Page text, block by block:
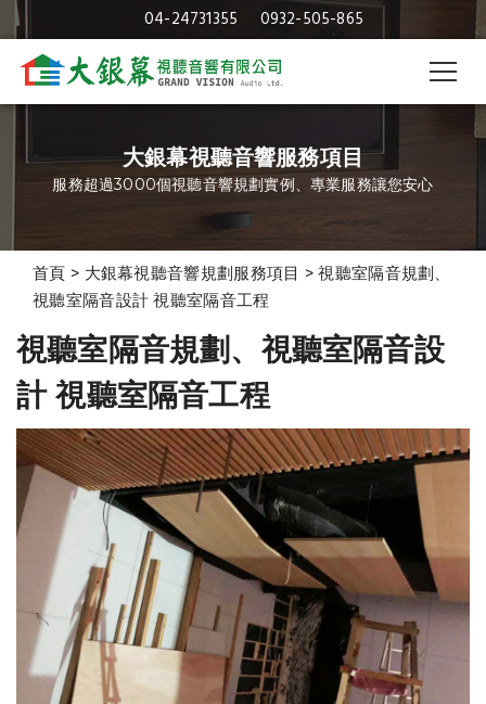
04-24731355 0932-505-865
大銀幕視聽音響服務項目
服務超過3000個視聽音響規劃實例、專業服務讓您安心
首頁 > 大銀幕視聽音響規劃服務項目 >視聽室隔音規劃、
視聽室隔音設計 視聽室隔音工程
視聽室隔音規劃、視聽室隔音設
計 視聽室隔音工程